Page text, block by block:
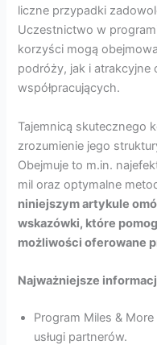
liczne przypadki
Uczestnictwo w
korzyści mogą
podróży, jak i atrakcyjne
współpracujących.
Tajemnicą skutecznego
zrozumienie jego
Obejmuje to m.in.
mil oraz optymalne
niniejszym artykule
wskazówki, które
możliwości oferowane
Najważniejsze
Program Miles &
usługi partnerów.